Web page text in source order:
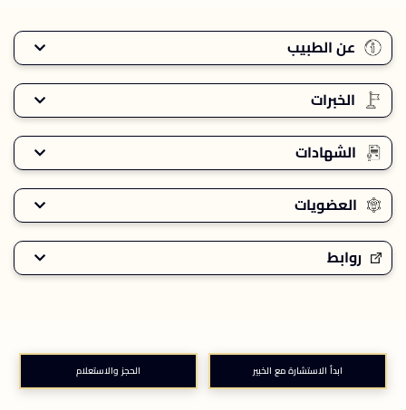
عن الطبيب
الخبرات
الشهادات
العضويات
روابط
ابدأ الاستشارة مع الخبير الحجز والاستعلام